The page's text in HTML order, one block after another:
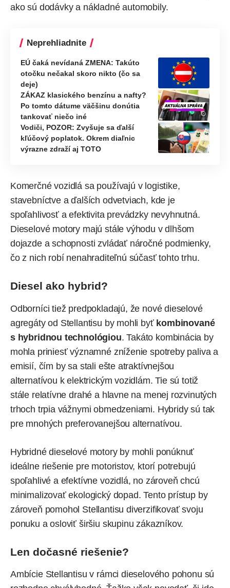
ako sú dodávky a nákladné automobily.
Neprehliadnite
EÚ čaká nevídaná ZMENA: Takúto
otočku nečakal skoro nikto (čo sa
deje)
ZÁKAZ klasického benzínu a nafty?
Po tomto dátume väčšinu donútia
tankovať niečo iné
Vodiči, POZOR: Zvyšuje sa ďalší
kľúčový poplatok. Okrem diaľnic
výrazne zdraží aj TOTO
Komerčné vozidlá sa používajú v logistike,
stavebníctve a ďalších odvetviach, kde je
spoľahlivosť a efektivita prevádzky nevyhnutná.
Dieselové motory majú stále výhodu v dlhšom
dojazde a schopnosti zvládať náročné podmienky,
čo z nich robí nenahraditeľnú súčasť tohto trhu.
Diesel ako hybrid?
Odborníci tiež predpokladajú, že nové dieselové
agregáty od Stellantisu by mohli byť kombinované
s hybridnou technológiou. Takáto kombinácia by
mohla priniesť významné zníženie spotreby paliva a
emisií, čím by sa stali ešte atraktívnejšou
alternatívou k elektrickým vozidlám. Tie sú totiž
stále relatívne drahé a hlavne na menej rozvinutých
trhoch trpia vážnymi obmedzeniami. Hybridy sú tak
pre mnohých preferovanejšou alternatívou.
Hybridné dieselové motory by mohli ponúknuť
ideálne riešenie pre motoristov, ktorí potrebujú
spoľahlivé a efektívne vozidlá, no zároveň chcú
minimalizovať ekologický dopad. Tento prístup by
zároveň pomohol Stellantisu diverzifikovať svoju
ponuku a osloviť širšiu skupinu zákazníkov.
Len dočasné riešenie?
Ambície Stellantisu v rámci dieselového pohonu sú